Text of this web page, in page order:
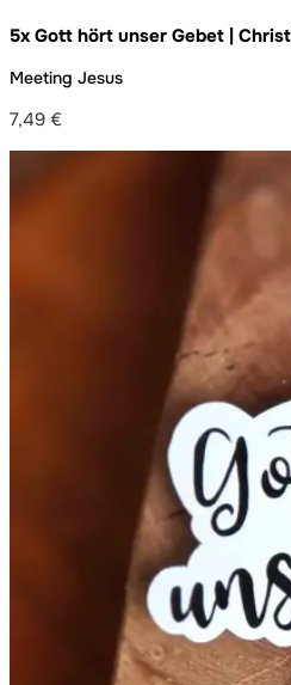
5x Gott hört unser Gebet |
Meeting Jesus
7,49 €